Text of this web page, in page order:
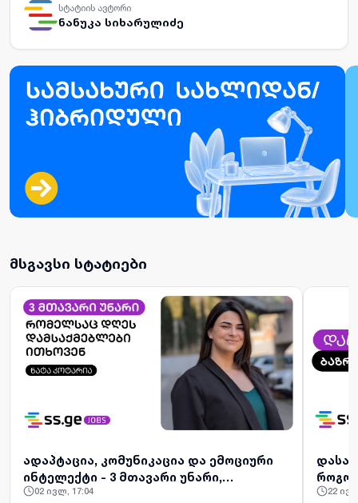
სტატიის ავტორი
ნანუკა სიხარულიძე
მსგავსი სტატიები
ადაპტაცია, კომუნიკაცია და ემოციური
ინტელექტი - 3 მთავარი უნარი,
რომელსაც დღეს დამსაქმებლები
02 ივლ, 17:04 22